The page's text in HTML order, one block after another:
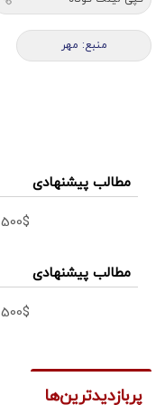
منبع: مهر
مطالب پیشنهادی
500$ هدیه به کاربران جدید،ثبت نام کن
مطالب پیشنهادی
500$ هدیه به کاربران جدید،ثبت نام کن
پربازدیدترین‌ها